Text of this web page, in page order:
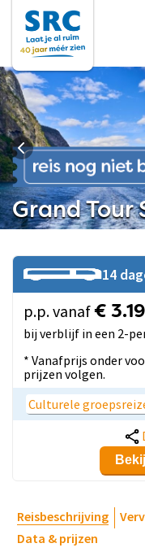
Grand Tour
14
p.p. vanaf€
bij verblijf in een 2-
* Vanafprijs onder
prijzen volgen.
Culturele
Reisbeschrijving
Data & prijzen